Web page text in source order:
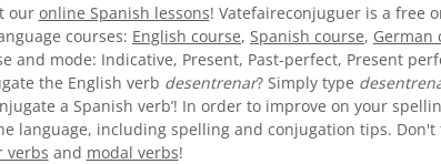
our online Spanish lessons! Vatefaireconjuguer is a free
courses: English course, Spanish course, German
and mode: Indicative, Present, Past-perfect, Present
the English verb desentrenar? Simply type
a Spanish verb’! In order to improve on your
language, including spelling and conjugation tips.
verbs and modal verbs!